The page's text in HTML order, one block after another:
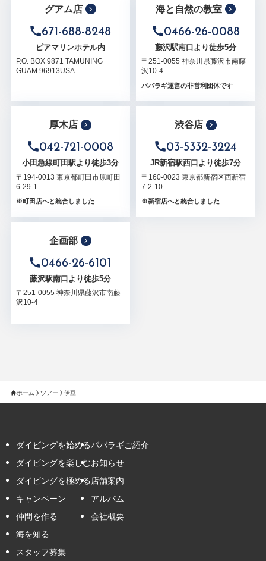
グアム店
671-688-8248
ピアマリンホテル内
P.O. BOX 9871 TAMUNING
GUAM 96913USA
海と自然の教室
0466-26-0088
藤沢駅南口より徒歩5分
〒251-0055 神奈川県藤沢市南藤
沢10-4
パパラギ運営の非営利団体です
厚木店
042-721-0008
小田急線町田駅より徒歩3分
〒194-0013 東京都町田市原町田
6-29-1
※町田店へと統合しました
渋谷店
03-5332-3224
JR新宿駅西口より徒歩7分
〒160-0023 東京都新宿区西新宿
7-2-10
※新宿店へと統合しました
企画部
0466-26-6101
藤沢駅南口より徒歩5分
〒251-0055 神奈川県藤沢市南藤
沢10-4
ホーム ツアー 伊豆
ダイビングを始める
ダイビングを楽しむ
ダイビングを極める
キャンペーン
仲間を作る
海を知る
パパラギご紹介
お知らせ
店舗案内
アルバム
会社概要
スタッフ募集